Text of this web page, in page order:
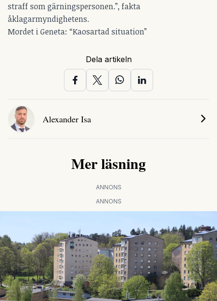
straff som gärningspersonen.”, fakta
åklagarmyndighetens.
Mordet i Geneta: “Kaosartad situation”
Dela artikeln
Alexander Isa
Mer läsning
ANNONS
ANNONS